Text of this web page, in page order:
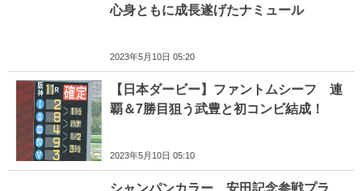
心身ともに成長遂げたナミュール
2023年5月10日 05:20
【日本ダービー】ファントムシーフ 連
覇＆7勝目狙う武豊と初コンビ結成！
2023年5月10日 05:10
シャンパンカラー 安田記念参戦プラ